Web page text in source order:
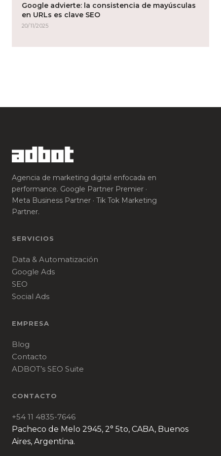
Google advierte: la consistencia de mayúsculas
en URLs es clave SEO
20/11/2025
Agencia de marketing digital enfocada en
performance. Google Partner Premier ·
Meta Business Partner · Tik Tok Marketing
Partner.
SERVICIOS
Data & Automatización
Google Ads
SEO
Social Ads
EMPRESA
Blog
Contacto
ADBOT’s SEO Suite
CONTACTO
+54 11 4835-7646
Pacheco de Melo 2945, 2° 5to, CABA, Buenos
Aires, Argentina.